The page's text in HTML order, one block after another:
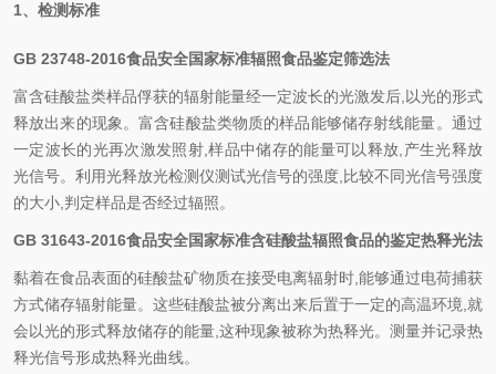
1、检测标准
GB 23748-2016食品安全国家标准辐照食品鉴定筛选法
富含硅酸盐类样品俘获的辐射能量经一定波长的光激发后,以光的形式
释放出来的现象。富含硅酸盐类物质的样品能够储存射线能量。通过
一定波长的光再次激发照射,样品中储存的能量可以释放,产生光释放
光信号。利用光释放光检测仪测试光信号的强度,比较不同光信号强度
的大小,判定样品是否经过辐照。
GB 31643-2016食品安全国家标准含硅酸盐辐照食品的鉴定热释光法
黏着在食品表面的硅酸盐矿物质在接受电离辐射时,能够通过电荷捕获
方式储存辐射能量。这些硅酸盐被分离出来后置于一定的高温环境,就
会以光的形式释放储存的能量,这种现象被称为热释光。测量并记录热
释光信号形成热释光曲线。